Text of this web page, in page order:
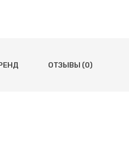
ОТЗЫВЫ (0)